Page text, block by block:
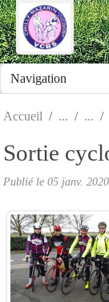
Accueil
Sortie
Publié le 05 janv. 2020
Panneau de gestion